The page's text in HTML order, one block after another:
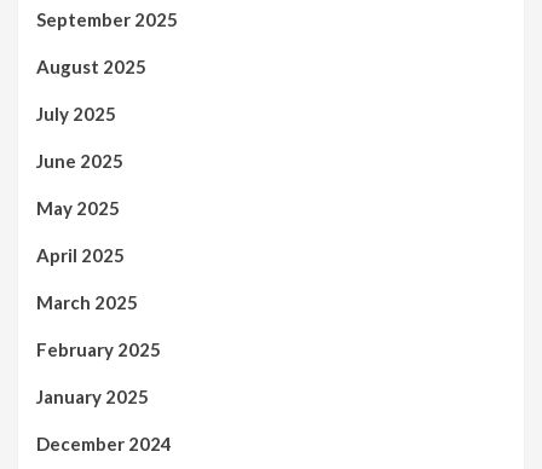
September 2025
August 2025
July 2025
June 2025
May 2025
April 2025
March 2025
February 2025
January 2025
December 2024